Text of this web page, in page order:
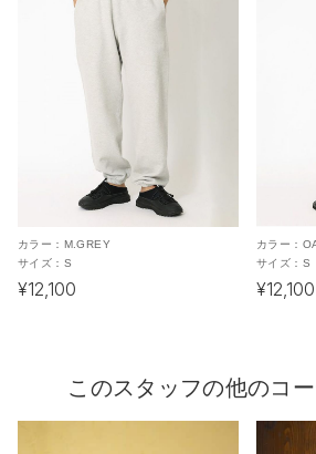
カラー： M.GREY
サイズ： S
¥12,100
カラー：
サイズ： S
¥12,100
このスタッフの他のコ